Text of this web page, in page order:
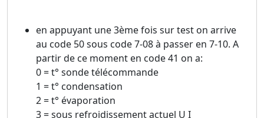
en appuyant une 3ème fois sur test on arrive
au code 50 sous code 7-08 à passer en 7-10. A
partir de ce moment en code 41 on a:
0 = t° sonde télécommande
1 = t° condensation
2 = t° évaporation
3 = sous refroidissement actuel U I